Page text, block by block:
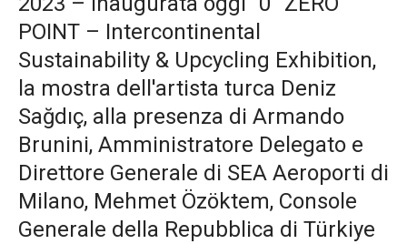
POINT – Intercontinental
Sustainability & Upcycling Exhibition,
la mostra dell'artista turca Deniz
Sağdıç, alla presenza di Armando
Brunini, Amministratore Delegato e
Direttore Generale di SEA Aeroporti di
Milano, Mehmet Özöktem, Console
Generale della Repubblica di Türkiye